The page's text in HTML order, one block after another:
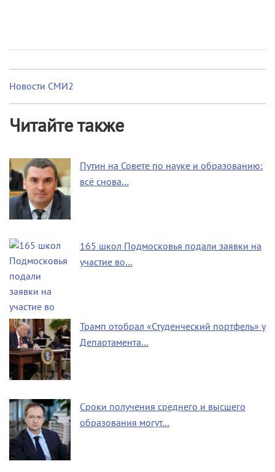
Новости СМИ2
Читайте также
Путин на Совете по науке и образованию:
всё снова…
165 школ Подмосковья подали заявки на
участие во…
Трамп отобрал «Студенческий портфель» у
Департамента…
Сроки получения среднего и высшего
образования могут…